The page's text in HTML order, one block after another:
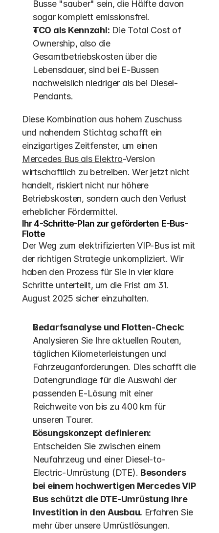
Busse "sauber" sein, die Hälfte davon
sogar komplett emissionsfrei.
TCO als Kennzahl: Die Total Cost of
Ownership, also die
Gesamtbetriebskosten über die
Lebensdauer, sind bei E-Bussen
nachweislich niedriger als bei Diesel-
Pendants.
Diese Kombination aus hohem Zuschuss
und nahendem Stichtag schafft ein
Mercedes Bus als Elektro-Version
wirtschaftlich zu betreiben. Wer jetzt nicht
handelt, riskiert nicht nur höhere
Betriebskosten, sondern auch den Verlust
erheblicher Fördermittel.
Ihr 4-Schritte-Plan zur geförderten E-Bus-
Flotte
Der Weg zum elektrifizierten VIP-Bus ist mit
der richtigen Strategie unkompliziert. Wir
haben den Prozess für Sie in vier klare
Schritte unterteilt, um die Frist am 31.
August 2025 sicher einzuhalten.
Bedarfsanalyse und Flotten-Check:
Analysieren Sie Ihre aktuellen Routen,
täglichen Kilometerleistungen und
Fahrzeuganforderungen. Dies schafft die
Datengrundlage für die Auswahl der
passenden E-Lösung mit einer
Reichweite von bis zu 400 km für
unseren Tourer.
Lösungskonzept definieren:
Entscheiden Sie zwischen einem
Neufahrzeug und einer Diesel-to-
Electric-Umrüstung (DTE). Besonders
bei einem hochwertigen Mercedes VIP
Bus schützt die DTE-Umrüstung Ihre
Investition in den Ausbau. Erfahren Sie
mehr über unsere Umrüstlösungen.